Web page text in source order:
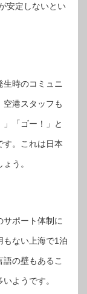
安定しないとい
生時のコミュニ
港スタッフも
「ゴー！」と
す。これは日本
う。
サポート体制に
もない上海で1泊
の壁もあるこ
ようです。